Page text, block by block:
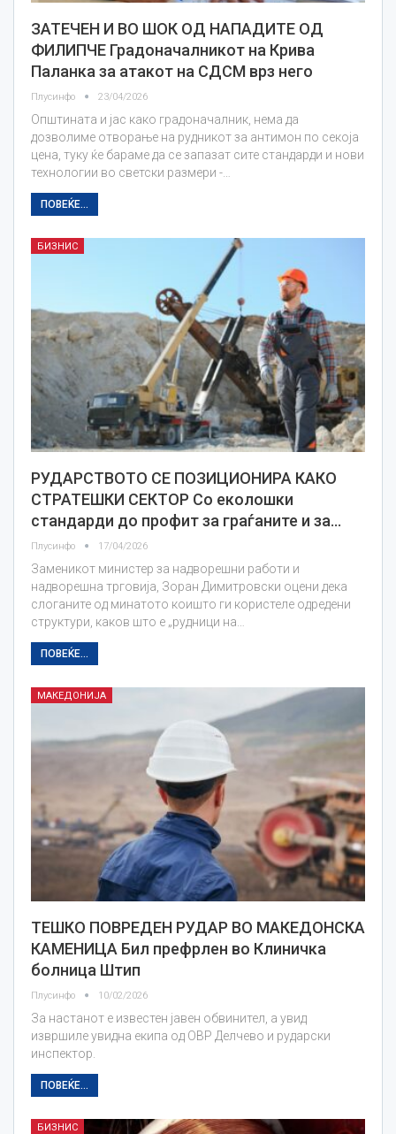
ЗАТЕЧЕН И ВО ШОК ОД НАПАДИТЕ ОД
ФИЛИПЧЕ Градоначалникот на Крива
Паланка за атакот на СДСМ врз него
Плусинфо 23/04/2026
Општината и јас како градоначалник, нема да
дозволиме отворање на рудникот за антимон по секоја
цена, туку ќе бараме да се запазат сите стандарди и нови
технологии во светски размери -…
ПОВЕЌЕ...
БИЗНИС
РУДАРСТВОТО СЕ ПОЗИЦИОНИРА КАКО
СТРАТЕШКИ СЕКТОР Со еколошки
стандарди до профит за граѓаните и за…
Плусинфо 17/04/2026
Заменикот министер за надворешни работи и
надворешна трговија, Зоран Димитровски оцени дека
слоганите од минатото коишто ги користеле одредени
структури, каков што е „рудници на…
ПОВЕЌЕ...
МАКЕДОНИЈА
ТЕШКО ПОВРЕДЕН РУДАР ВО МАКЕДОНСКА
КАМЕНИЦА Бил префрлен во Клиничка
болница Штип
Плусинфо 10/02/2026
За настанот е известен јавен обвинител, а увид
извршиле увидна екипа од ОВР Делчево и рударски
инспектор.
ПОВЕЌЕ...
БИЗНИС